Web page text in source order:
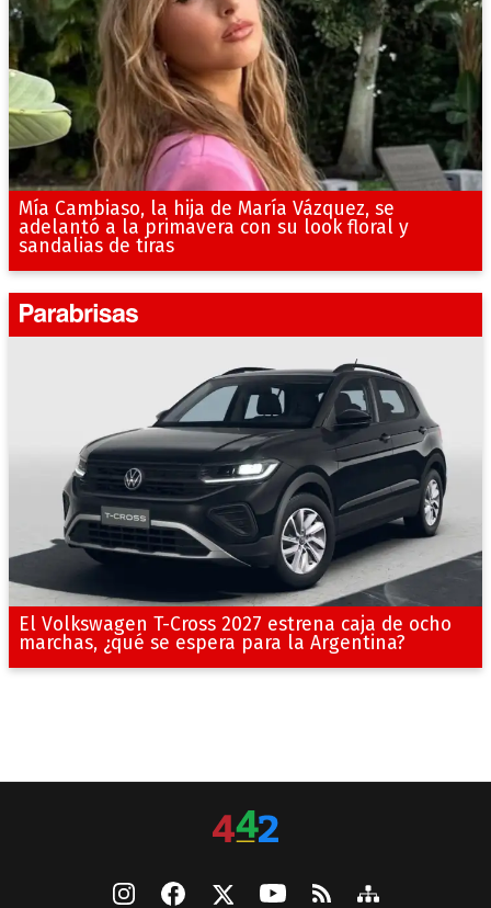
Mía Cambiaso, la hija de María Vázquez, se
adelantó a la primavera con su look floral y
sandalias de tiras
El Volkswagen T-Cross 2027 estrena caja de ocho
marchas, ¿qué se espera para la Argentina?